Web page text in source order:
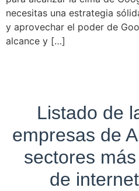
necesitas una estrategia
y aprovechar el poder de
alcance y […]
Listado de
empresas de
sectores
de